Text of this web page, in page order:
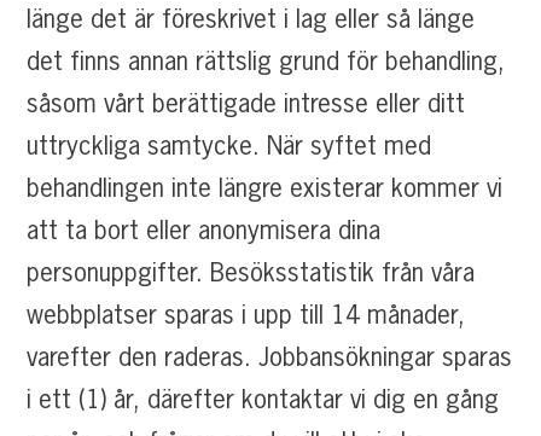
länge det är föreskrivet i lag eller så länge
det finns annan rättslig grund för behandling,
såsom vårt berättigade intresse eller ditt
uttryckliga samtycke. När syftet med
behandlingen inte längre existerar kommer vi
att ta bort eller anonymisera dina
personuppgifter. Besöksstatistik från våra
webbplatser sparas i upp till 14 månader,
varefter den raderas. Jobbansökningar sparas
i ett (1) år, därefter kontaktar vi dig en gång